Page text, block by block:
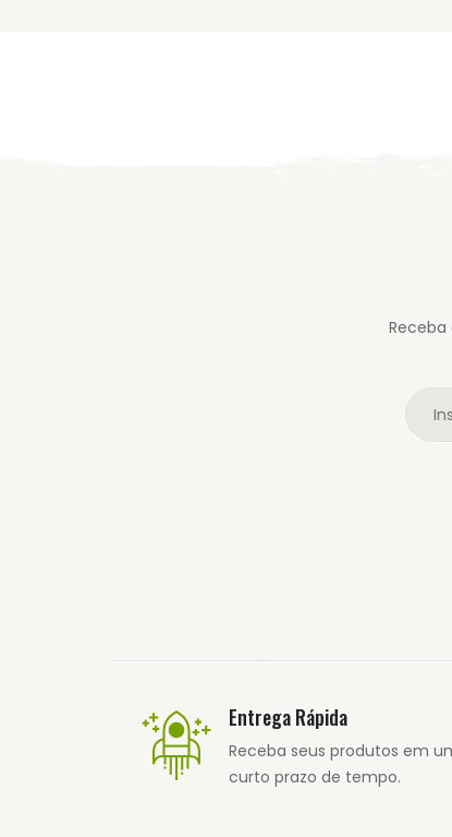
Entrega Rápida
Receba seus produtos em
curto prazo de tempo.